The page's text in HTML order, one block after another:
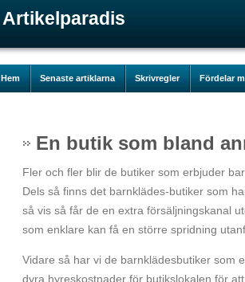
Artikelparadis
Hem Senaste artiklarna Skrivregler Fördelar
En butik som bland
Fler och fler blir de butiker som erbjuder
Dels så finns det barnklädes-butiker som
så vis så får de en extra försäljningskanal
som enklare kan få en större spridning
Vidare så har vi de barnklädesbutiker som
dyra hyreskostnader för butikslokalen för